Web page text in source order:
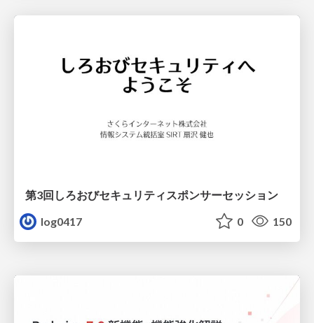
第3回しろおびセキュリティスポンサーセッション
log0417
0 150